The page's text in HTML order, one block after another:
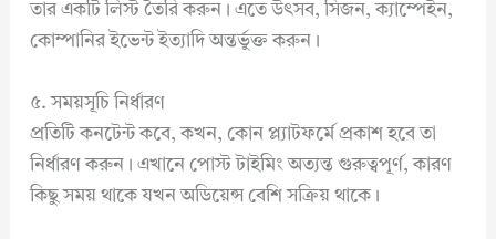
তার একটি লিস্ট তৈরি করুন। এতে উৎসব, সিজন, ক্যাম্পেইন,
কোম্পানির ইভেন্ট ইত্যাদি অন্তর্ভুক্ত করুন।
৫. সময়সূচি নির্ধারণ
প্রতিটি কনটেন্ট কবে, কখন, কোন প্ল্যাটফর্মে প্রকাশ হবে তা
নির্ধারণ করুন। এখানে পোস্ট টাইমিং অত্যন্ত গুরুত্বপূর্ণ, কারণ
কিছু সময় থাকে যখন অডিয়েন্স বেশি সক্রিয় থাকে।